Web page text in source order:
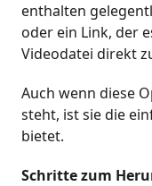
enthalten
oder ein Link, der
Videodatei direkt
Auch wenn diese
steht, ist sie die
bietet.
Schritte zum